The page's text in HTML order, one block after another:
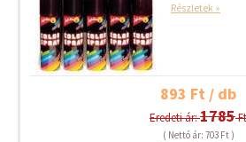
Részletek »
893 Ft / db
Eredeti ár:1785Ft
( Nettó ár: 703 Ft )